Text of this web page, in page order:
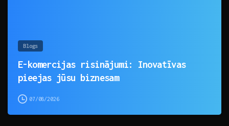
Blogs
E-komercijas risinājumi: Inovatīvas
pieejas jūsu biznesam
07/08/2026